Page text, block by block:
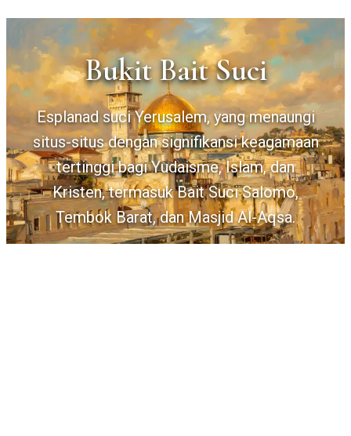
Bukit Bait Suci
Esplanad suci Yerusalem, yang menaungi
situs-situs dengan signifikansi keagamaan
tertinggi bagi Yudaisme, Islam, dan
Kristen, termasuk Bait Suci Salomo,
Tembok Barat, dan Masjid Al-Aqsa.